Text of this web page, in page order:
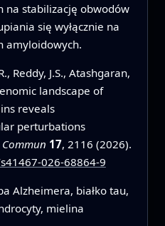
na stabilizację obwodów
się wyłącznie na
amyloidowych.
Reddy, J.S., Atashgaran,
landscape of
reveals
perturbations
17, 2116 (2026).
026-68864-9
Alzheimera, białko tau,
mielina